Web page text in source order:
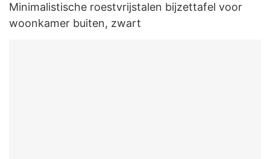
Minimalistische roestvrijstalen bijzettafel voor
woonkamer buiten, zwart